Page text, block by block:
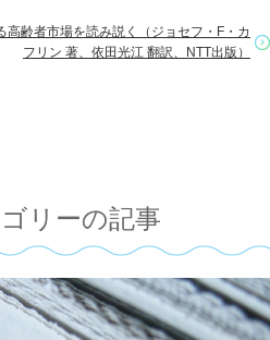
高齢者市場を読み説く（ジョセフ・F・カ
フリン 著、依田光江 翻訳、NTT出版）
リーの記事